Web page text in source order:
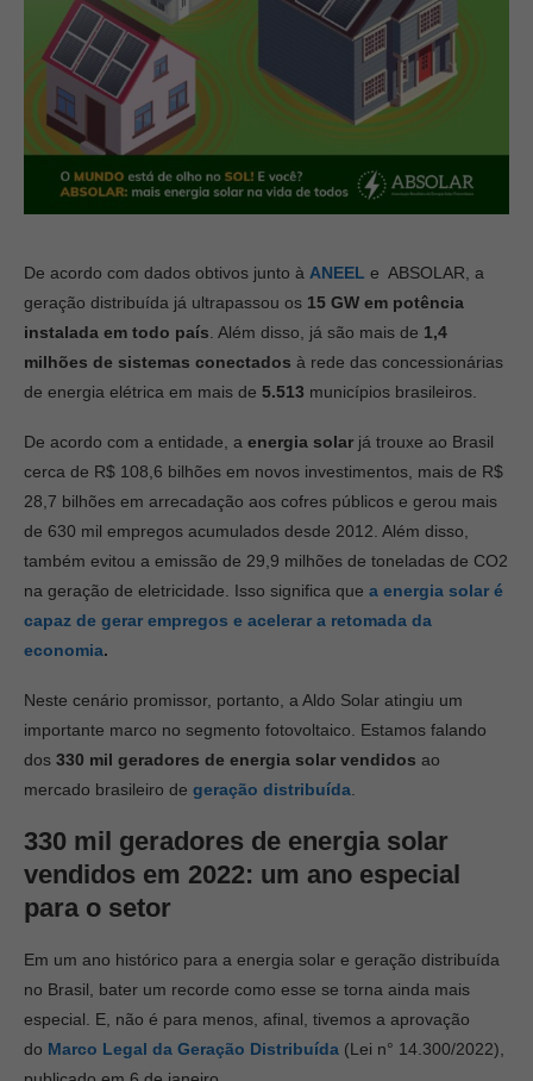
De acordo com dados obtivos junto à ANEEL e ABSOLAR, a
geração distribuída já ultrapassou os 15 GW em potência
instalada em todo país . Além disso, já são mais de 1,4
milhões de sistemas conectados à rede das concessionárias
de energia elétrica em mais de 5.513 municípios brasileiros.
De acordo com a entidade, a energia solar já trouxe ao Brasil
cerca de R$ 108,6 bilhões em novos investimentos, mais de R$
28,7 bilhões em arrecadação aos cofres públicos e gerou mais
de 630 mil empregos acumulados desde 2012. Além disso,
também evitou a emissão de 29,9 milhões de toneladas de CO2
na geração de eletricidade. Isso significa que a energia solar é
capaz de gerar empregos e acelerar a retomada da
economia.
Neste cenário promissor, portanto, a Aldo Solar atingiu um
importante marco no segmento fotovoltaico. Estamos falando
dos 330 mil geradores de energia solar vendidos ao
mercado brasileiro de geração distribuída
330 mil geradores de energia solar
vendidos em 2022: um ano especial
para o setor
Em um ano histórico para a energia solar e geração distribuída
no Brasil, bater um recorde como esse se torna ainda mais
especial. E, não é para menos, afinal, tivemos a aprovação
do Marco Legal da Geração Distribuída (Lei n° 14.300/2022),